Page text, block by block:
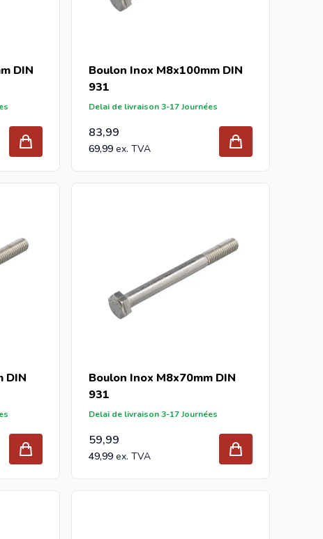
DIN
Boulon Inox M8x100mm DIN
931
Delai de livraison 3-17 Journées
83,99
69,99
DIN
Boulon Inox M8x70mm DIN
931
Delai de livraison 3-17 Journées
59,99
49,99